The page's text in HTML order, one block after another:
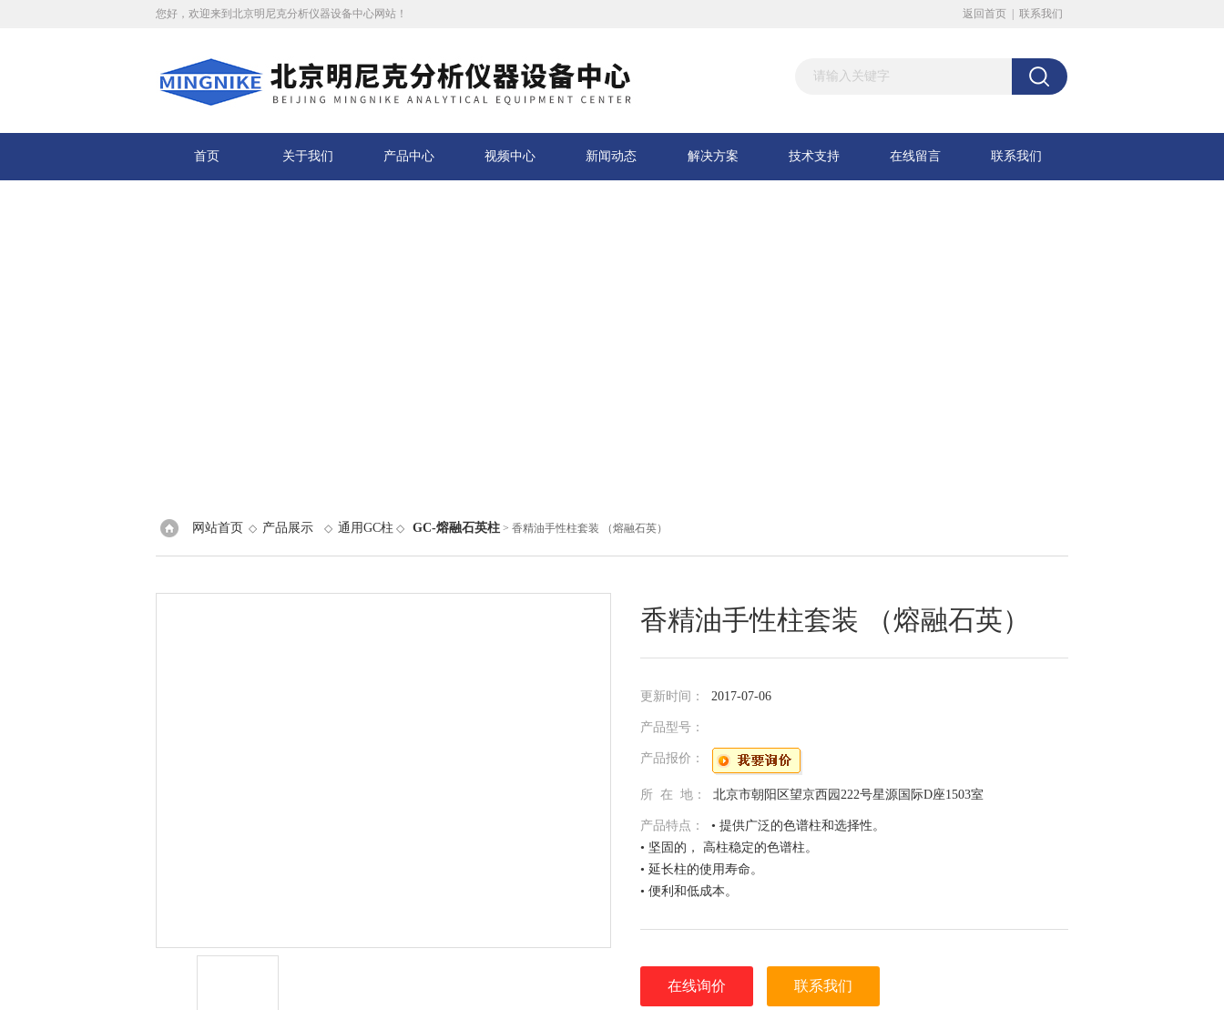
您好，欢迎来到北京明尼克分析仪器设备中心网站！ 返回首页 联系我们
首页 关于我们 产品中心 视频中心 新闻动态 解决方案 技术支持 在线留言 联系我们
网站首页 ◇ 产品展示 ◇ 通用GC柱 ◇ GC-熔融石英柱 > 香精油手性柱套装 （熔融石英）
香精油手性柱套装 （熔融石英）
更新时间： 2017-07-06
产品型号：
产品报价：
所 在 地： 北京市朝阳区望京西园222号星源国际D座1503室
产品特点： • 提供广泛的色谱柱和选择性。
• 坚固的， 高柱稳定的色谱柱。
• 延长柱的使用寿命。
• 便利和低成本。
在线询价 联系我们